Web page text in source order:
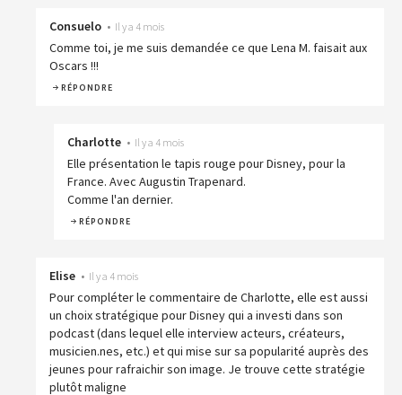
Consuelo • Il y a 4 mois
Comme toi, je me suis demandée ce que Lena M. faisait aux
Oscars !!!
RÉPONDRE
Charlotte • Il y a 4 mois
Elle présentation le tapis rouge pour Disney, pour la
France. Avec Augustin Trapenard.
Comme l'an dernier.
RÉPONDRE
Elise • Il y a 4 mois
Pour compléter le commentaire de Charlotte, elle est aussi
un choix stratégique pour Disney qui a investi dans son
podcast (dans lequel elle interview acteurs, créateurs,
musicien.nes, etc.) et qui mise sur sa popularité auprès des
jeunes pour rafraichir son image. Je trouve cette stratégie
plutôt maligne